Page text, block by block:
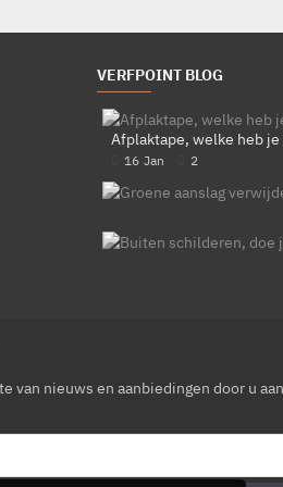
VERFPOINT BLOG
Afplaktape, welke heb je
16 Jan 2
van nieuws en aanbiedingen door u